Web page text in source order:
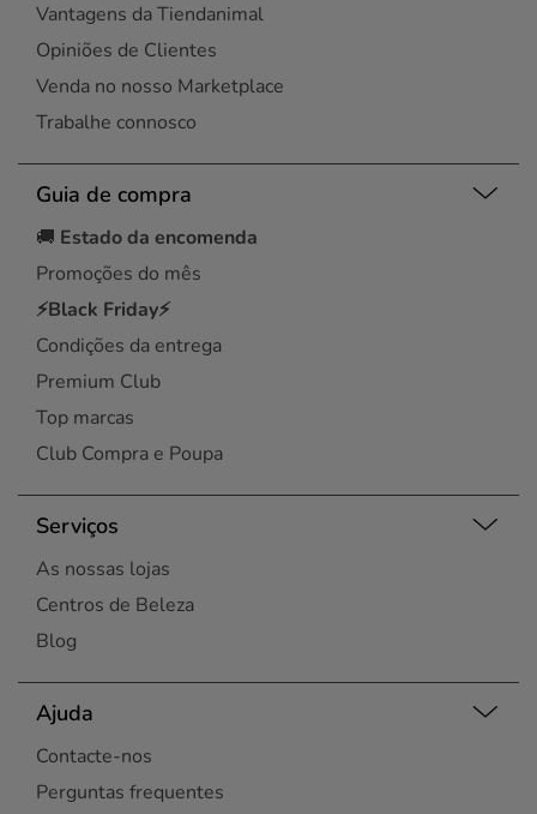
Vantagens da Tiendanimal
Opiniões de Clientes
Venda no nosso Marketplace
Trabalhe connosco
Guia de compra
🚚 Estado da encomenda
Promoções do mês
⚡Black Friday⚡
Condições da entrega
Premium Club
Top marcas
Club Compra e Poupa
Serviços
As nossas lojas
Centros de Beleza
Blog
Ajuda
Contacte-nos
Perguntas frequentes